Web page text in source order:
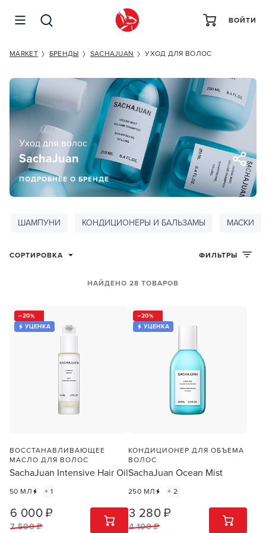
ВОЙТИ
MARKET БРЕНДЫ SACHAJUAN УХОД ДЛЯ ВОЛОС
SachaJuan
Уход для волос
ПОДРОБНЕЕ О БРЕНДЕ
ШАМПУНИ КОНДИЦИОНЕРЫ И БАЛЬЗАМЫ МАСКИ
СОРТИРОВКА
НАЙДЕНО 28 ТОВАРОВ
ФИЛЬТРЫ
20
УЦЕНКА
ВОССТАНАВЛИВАЮЩЕЕ
МАСЛО ДЛЯ ВОЛОС
SachaJuan Intensive Hair Oil
50 МЛ + 1
6 000 ₽
7 500 ₽
1 ШТ
20
УЦЕНКА
КОНДИЦИОНЕР ДЛЯ ОБЪЕМА
ВОЛОС
SachaJuan Ocean Mist
250 МЛ + 2
3 280 ₽
4 100 ₽
1 ШТ